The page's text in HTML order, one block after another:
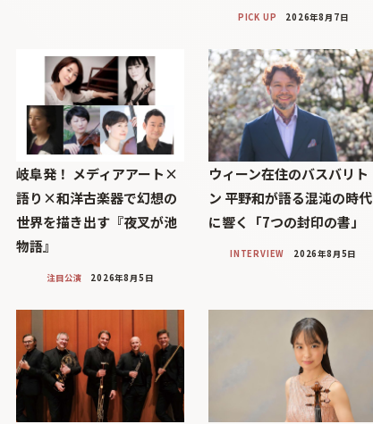
PICK UP 2026年8月7日
岐阜発！ メディアアート×
語り×和洋古楽器で幻想の
世界を描き出す『夜叉が池
物語』
注目公演 2026年8月5日
ウィーン在住のバスバリト
ン 平野和が語る混沌の時代
に響く「7つの封印の書」
INTERVIEW 2026年8月5日